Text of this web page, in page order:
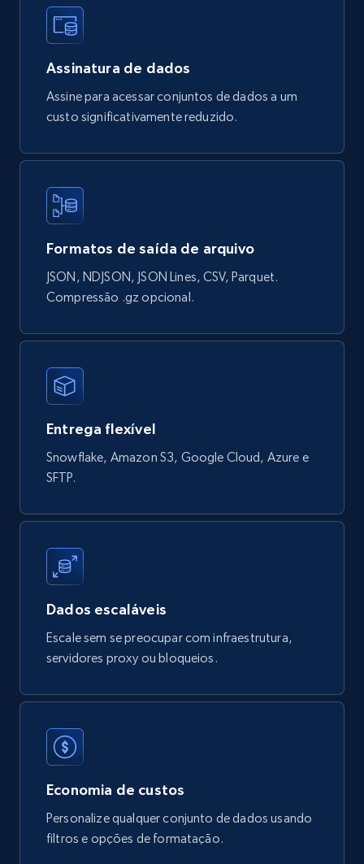
Google Shopping products search US
URL, Product id, Title, Final price, Initial price,
Currency, Rating, Reviews count, and more.
eCommerce
823+
Wayfair products
Initial price, Discount, Final price, and more.
eCommerce
822+ 80+
Digikey - Products
Description, Manufacturer, Manufacturer url,
Datasheet url, Rohs compliant, and more.
eCommerce
80+
mercadolivre.com.br products
Tags, Final price, Original price, and more.
eCommerce
Assinatura de dados
Assine para acessar conjuntos de dados a um
custo significativamente reduzido.
Formatos de saída de arquivo
JSON, NDJSON, JSON Lines, CSV, Parquet.
Compressão .gz opcional.
Entrega flexível
Snowflake, Amazon S3, Google Cloud, Azure e
SFTP.
Dados escaláveis
Escale sem se preocupar com infraestrutura,
servidores proxy ou bloqueios.
Economia de custos
Personalize qualquer conjunto de dados usando
filtros e opções de formatação.